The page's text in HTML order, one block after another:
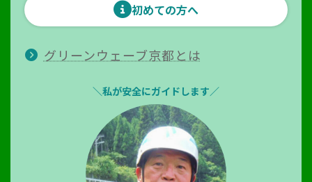
初めての方へ
グリーンウェーブ京都とは
＼私が安全にガイドします／